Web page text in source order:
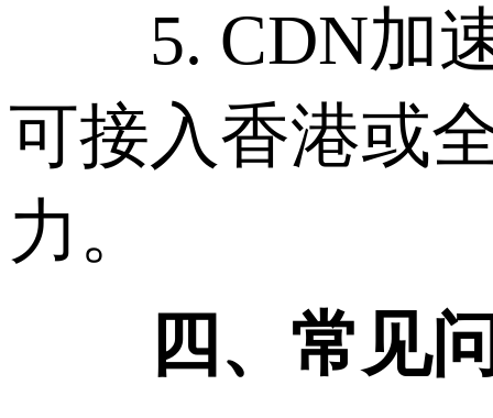
5. CDN加速
可接入香港或
力。
四、常见问